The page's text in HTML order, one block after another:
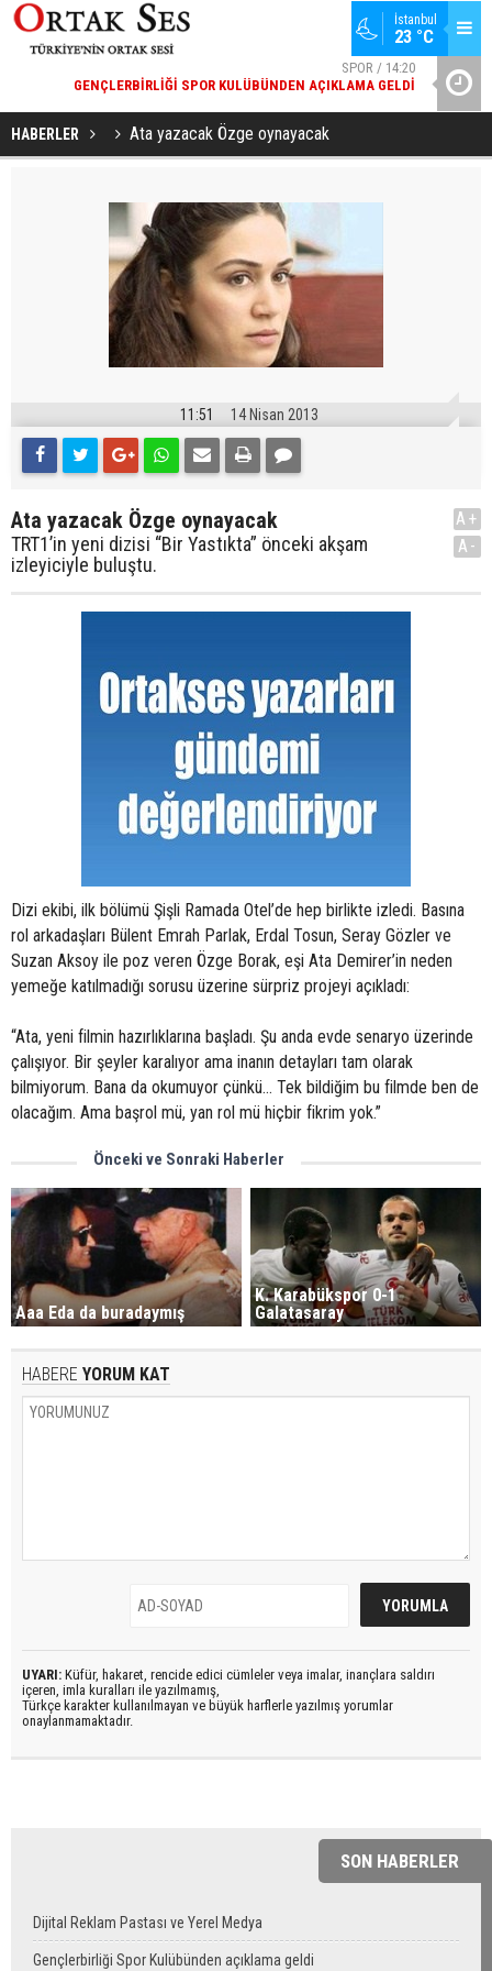
İstanbul
23 °C
SPOR / 14:20
GENÇLERBIRLIĞI SPOR KULÜBÜNDEN AÇIKLAMA GELDI
HABERLER Ata yazacak Özge oynayacak
11:51 14 Nisan 2013
Ata yazacak Özge oynayacak
TRT1’in yeni dizisi “Bir Yastıkta” önceki akşam
izleyiciyle buluştu.
A+
A-
Dizi ekibi, ilk bölümü Şişli Ramada Otel’de hep birlikte izledi. Basına
rol arkadaşları Bülent Emrah Parlak, Erdal Tosun, Seray Gözler ve
Suzan Aksoy ile poz veren Özge Borak, eşi Ata Demirer’in neden
yemeğe katılmadığı sorusu üzerine sürpriz projeyi açıkladı:
“Ata, yeni filmin hazırlıklarına başladı. Şu anda evde senaryo üzerinde
çalışıyor. Bir şeyler karalıyor ama inanın detayları tam olarak
bilmiyorum. Bana da okumuyor çünkü… Tek bildiğim bu filmde ben de
olacağım. Ama başrol mü, yan rol mü hiçbir fikrim yok.”
Önceki ve Sonraki Haberler
Aaa Eda da buradaymış
K. Karabükspor 0-1
Galatasaray
HABERE YORUM KAT
UYARI: Küfür, hakaret, rencide edici cümleler veya imalar, inançlara saldırı
içeren, imla kuralları ile yazılmamış,
Türkçe karakter kullanılmayan ve büyük harflerle yazılmış yorumlar
onaylanmamaktadır.
SON HABERLER
Dijital Reklam Pastası ve Yerel Medya
Gençlerbirliği Spor Kulübünden açıklama geldi